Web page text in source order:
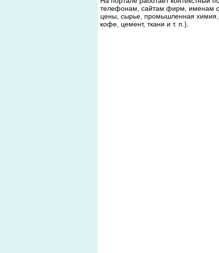
телефонам, сайтам фирм, именам
цены, сырье, промышленная химия,
кофе, цемент, ткани и т. п.).